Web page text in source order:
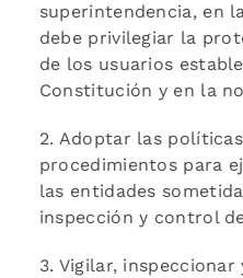
superintendencia, en
debe privilegiar la
de los usuarios
Constitución y en la
2. Adoptar las
procedimientos para
las entidades
inspección y control
3. Vigilar,